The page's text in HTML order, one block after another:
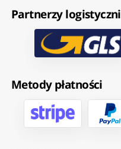
Partnerzy logistyczni
Metody płatności